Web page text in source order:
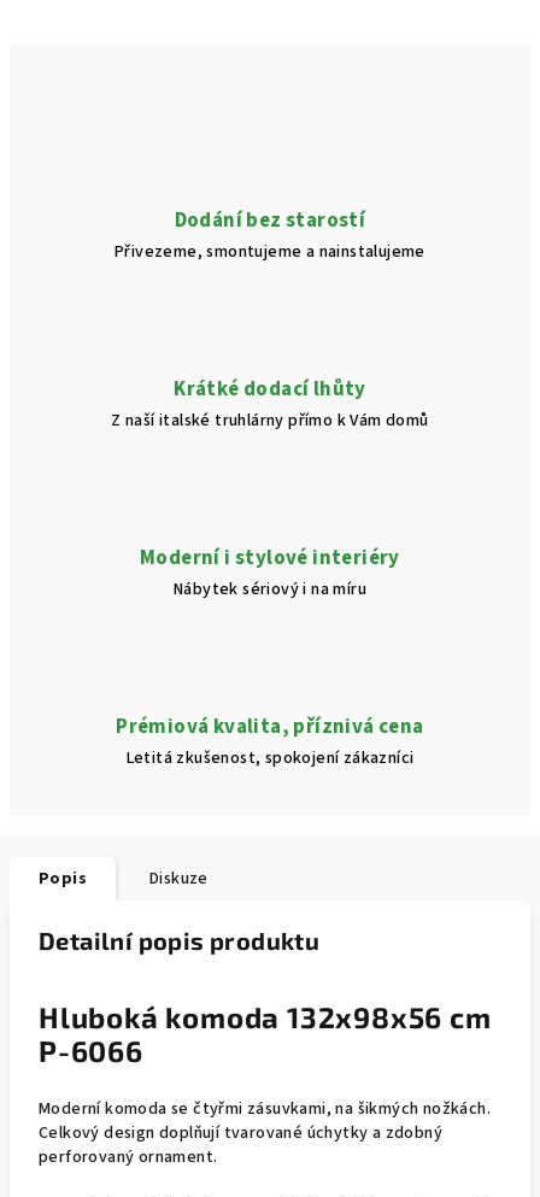
Dodání bez starostí
Přivezeme, smontujeme a nainstalujeme
Krátké dodací lhůty
Z naší italské truhlárny přímo k Vám domů
Moderní i stylové interiéry
Nábytek sériový i na míru
Prémiová kvalita, příznivá cena
Letitá zkušenost, spokojení zákazníci
Popis Diskuze
Detailní popis produktu
Hluboká komoda 132x98x56 cm
P-6066
Moderní komoda se čtyřmi zásuvkami, na šikmých nožkách.
Celkový design doplňují tvarované úchytky a zdobný
perforovaný ornament.